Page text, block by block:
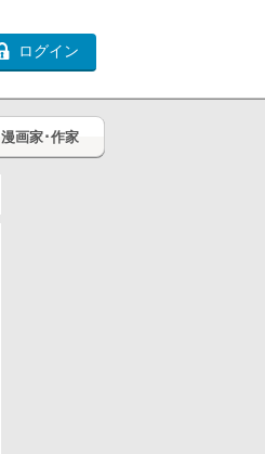
ログイン
漫画家･作家